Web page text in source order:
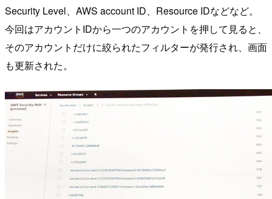
Security Level、AWS account ID、Resource IDなどなど。
今回はアカウントIDから一つのアカウントを押して見ると、
そのアカウントだけに絞られたフィルターが発行され、画面
も更新された。